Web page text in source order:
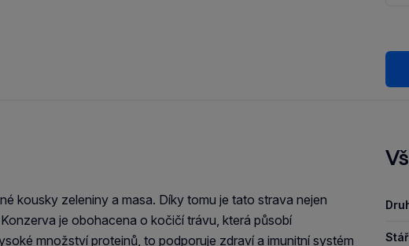
kousky zeleniny a masa. Díky tomu je tato strava nejen
je obohacena o kočičí trávu, která působí
množství proteinů, to podporuje zdraví a imunitní systém